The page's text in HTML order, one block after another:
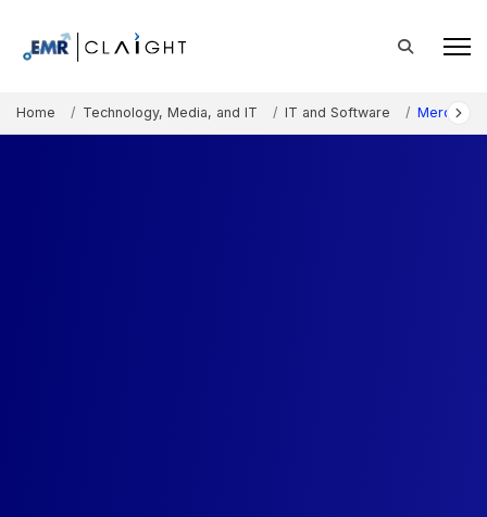
Home Technology, Media, and IT IT and Software Mercado